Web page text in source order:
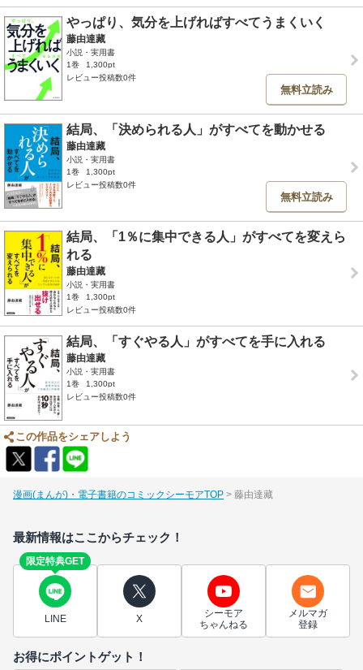
やっぱり、気分を上げればすべてうまくいく
藤由達藏
小説・実用書
1巻
1,300pt
レビュー投稿数0件
無料立読み
結局、「決められる人」がすべてを動かせる
藤由達藏
小説・実用書
1巻
1,300pt
レビュー投稿数0件
無料立読み
結局、「1％に集中できる人」がすべてを変えら
れる
藤由達藏
小説・実用書
1巻
1,300pt
レビュー投稿数0件
結局、「すぐやる人」がすべてを手に入れる
藤由達藏
小説・実用書
1巻
1,300pt
レビュー投稿数0件
この作品をシェアしよう
漫画(まんが)・電子書籍のコミックシーモアTOP 藤由達藏
最新情報はここからチェック！
限定特典GET
LINE X
シーモア
ちゃんねる
メルマガ
登録
お得にポイントゲット！